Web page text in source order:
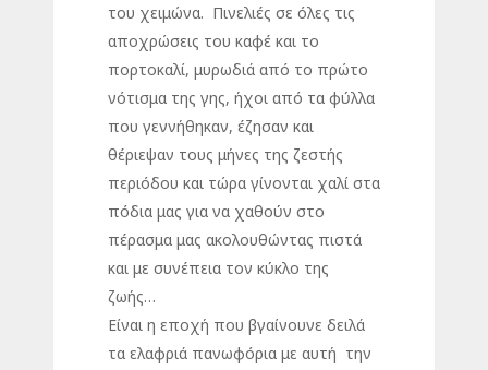
του χειμώνα. Πινελιές σε όλες τις
αποχρώσεις του καφέ και το
πορτοκαλί, μυρωδιά από το πρώτο
νότισμα της γης, ήχοι από τα φύλλα
που γεννήθηκαν, έζησαν και
θέριεψαν τους μήνες της ζεστής
περιόδου και τώρα γίνονται χαλί στα
πόδια μας για να χαθούν στο
πέρασμα μας ακολουθώντας πιστά
και με συνέπεια τον κύκλο της
ζωής…
Είναι η εποχή που βγαίνουνε δειλά
τα ελαφριά πανωφόρια με αυτή την